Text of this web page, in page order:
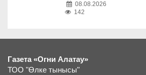
08.08.2026
142
Газета «Огни Алатау»
ТОО "Өлке тынысы"